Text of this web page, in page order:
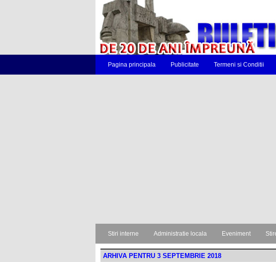
Pagina principala Publicitate Termeni si Conditii
Stiri interne Administratie locala Eveniment
ARHIVA PENTRU 3 SEPTEMBRIE 2018